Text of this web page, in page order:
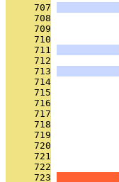
     707
     708
     709
     710
     711
     712
     713
     714
     715
     716
     717
     718
     719
     720
     721
     722
     723